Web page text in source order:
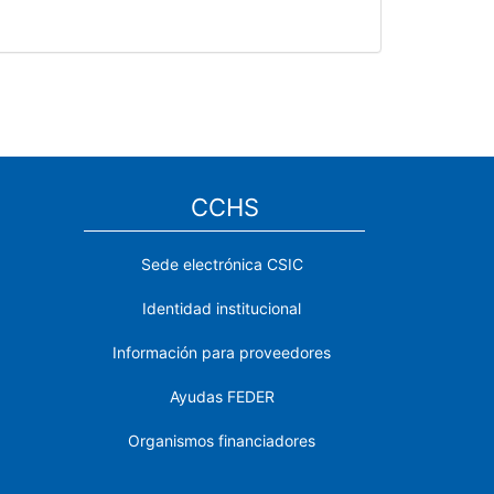
CCHS
Sede electrónica CSIC
Identidad institucional
Información para proveedores
Ayudas FEDER
Organismos financiadores